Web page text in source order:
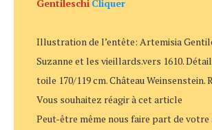
Gentileschi Cliquer
Illustration de l’entête: Artemisia
Suzanne et les vieillards.vers 1610.
toile 170/119 cm. Château Weinsenstein.
Vous souhaitez réagir à cet article
Peut-être même nous faire part de